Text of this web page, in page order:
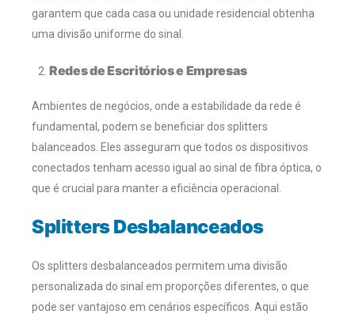
garantem que cada casa ou unidade residencial obtenha
uma divisão uniforme do sinal.
Redes de Escritórios e Empresas
Ambientes de negócios, onde a estabilidade da rede é
fundamental, podem se beneficiar dos splitters
balanceados. Eles asseguram que todos os dispositivos
conectados tenham acesso igual ao sinal de fibra óptica, o
que é crucial para manter a eficiência operacional.
Splitters Desbalanceados
Os splitters desbalanceados permitem uma divisão
personalizada do sinal em proporções diferentes, o que
pode ser vantajoso em cenários específicos. Aqui estão